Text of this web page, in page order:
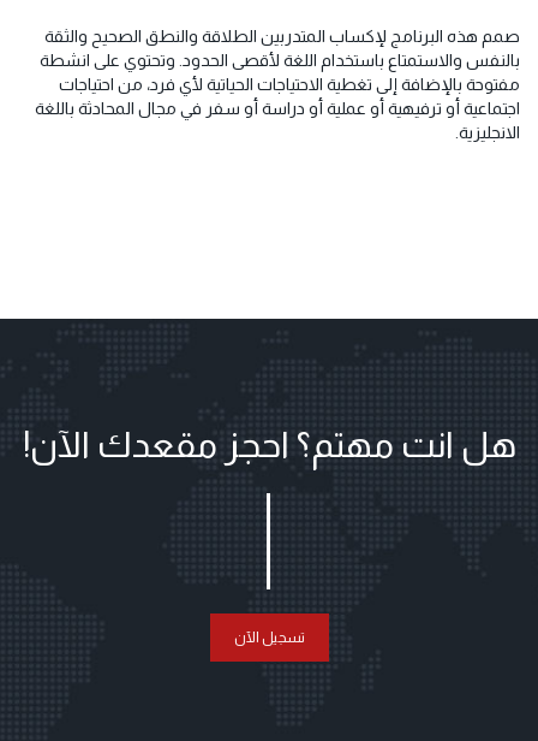
صمم هذه البرنامج لإكساب المتدربين الطلاقة والنطق الصحيح والثقة
بالنفس والاستمتاع باستخدام اللغة لأقصى الحدود. وتحتوي على انشطة
مفتوحة بالإضافة إلى تغطية الاحتياجات الحياتية لأي فرد، من احتياجات
اجتماعية أو ترفيهية أو عملية أو دراسة أو سفر في مجال المحادثة باللغة
الانجليزية.
هل انت مهتم؟ احجز مقعدك الآن!
تسجيل الآن